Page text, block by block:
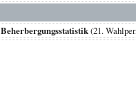
Beherbergungsstatistik(21.